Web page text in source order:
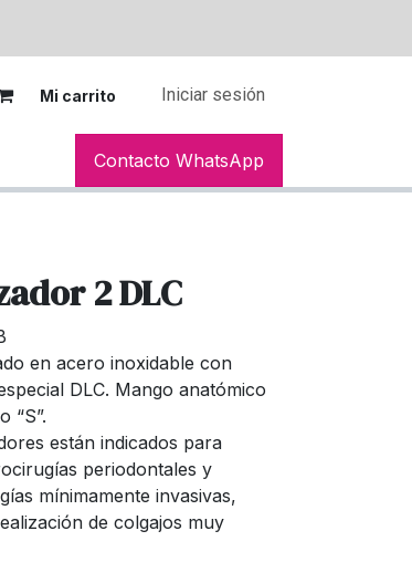
Mi carrito Iniciar sesión
Contacto WhatsApp
2 DLC
en acero inoxidable con
DLC. Mango anatómico
“S”.
están indicados para
periodontales y
mínimamente invasivas,
de colgajos muy